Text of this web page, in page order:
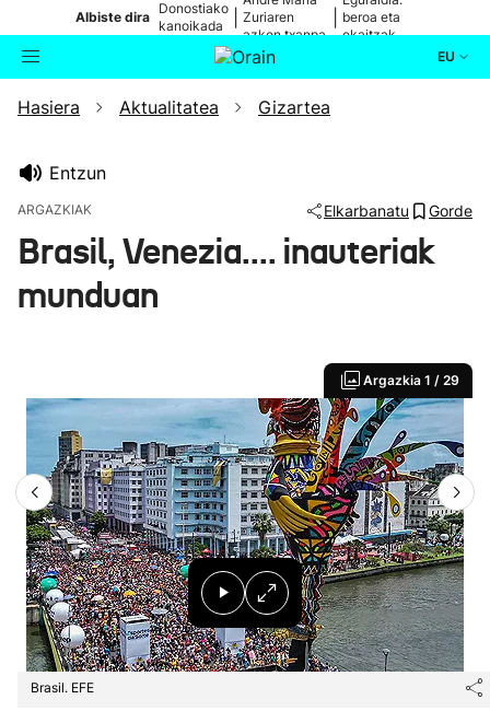
Albiste dira
Donostiako
kanoikada
Zuriaren
azken txanpa
beroa eta
ekaitzak
EU
Bilatzailea Aktualitatea
Hasiera Aktualitatea Gizartea
Entzun
ARGAZKIAK Elkarbanatu Gorde
Brasil, Venezia.... inauteriak
munduan
Argazkia 1 / 29
Brasil. EFE